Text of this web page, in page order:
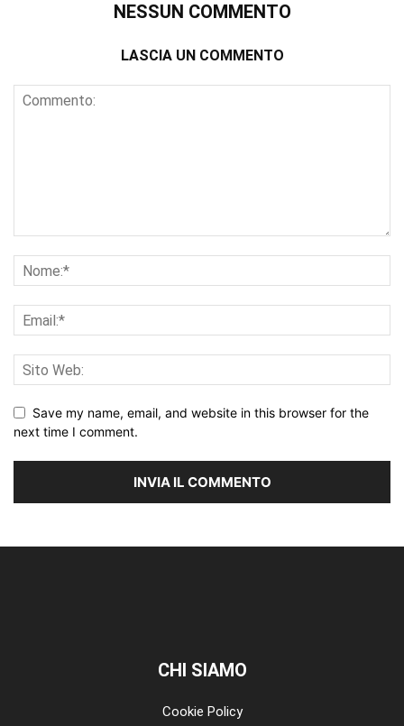
NESSUN COMMENTO
LASCIA UN COMMENTO
Save my name, email, and website in this browser for the
next time I comment.
CHI SIAMO
Cookie Policy